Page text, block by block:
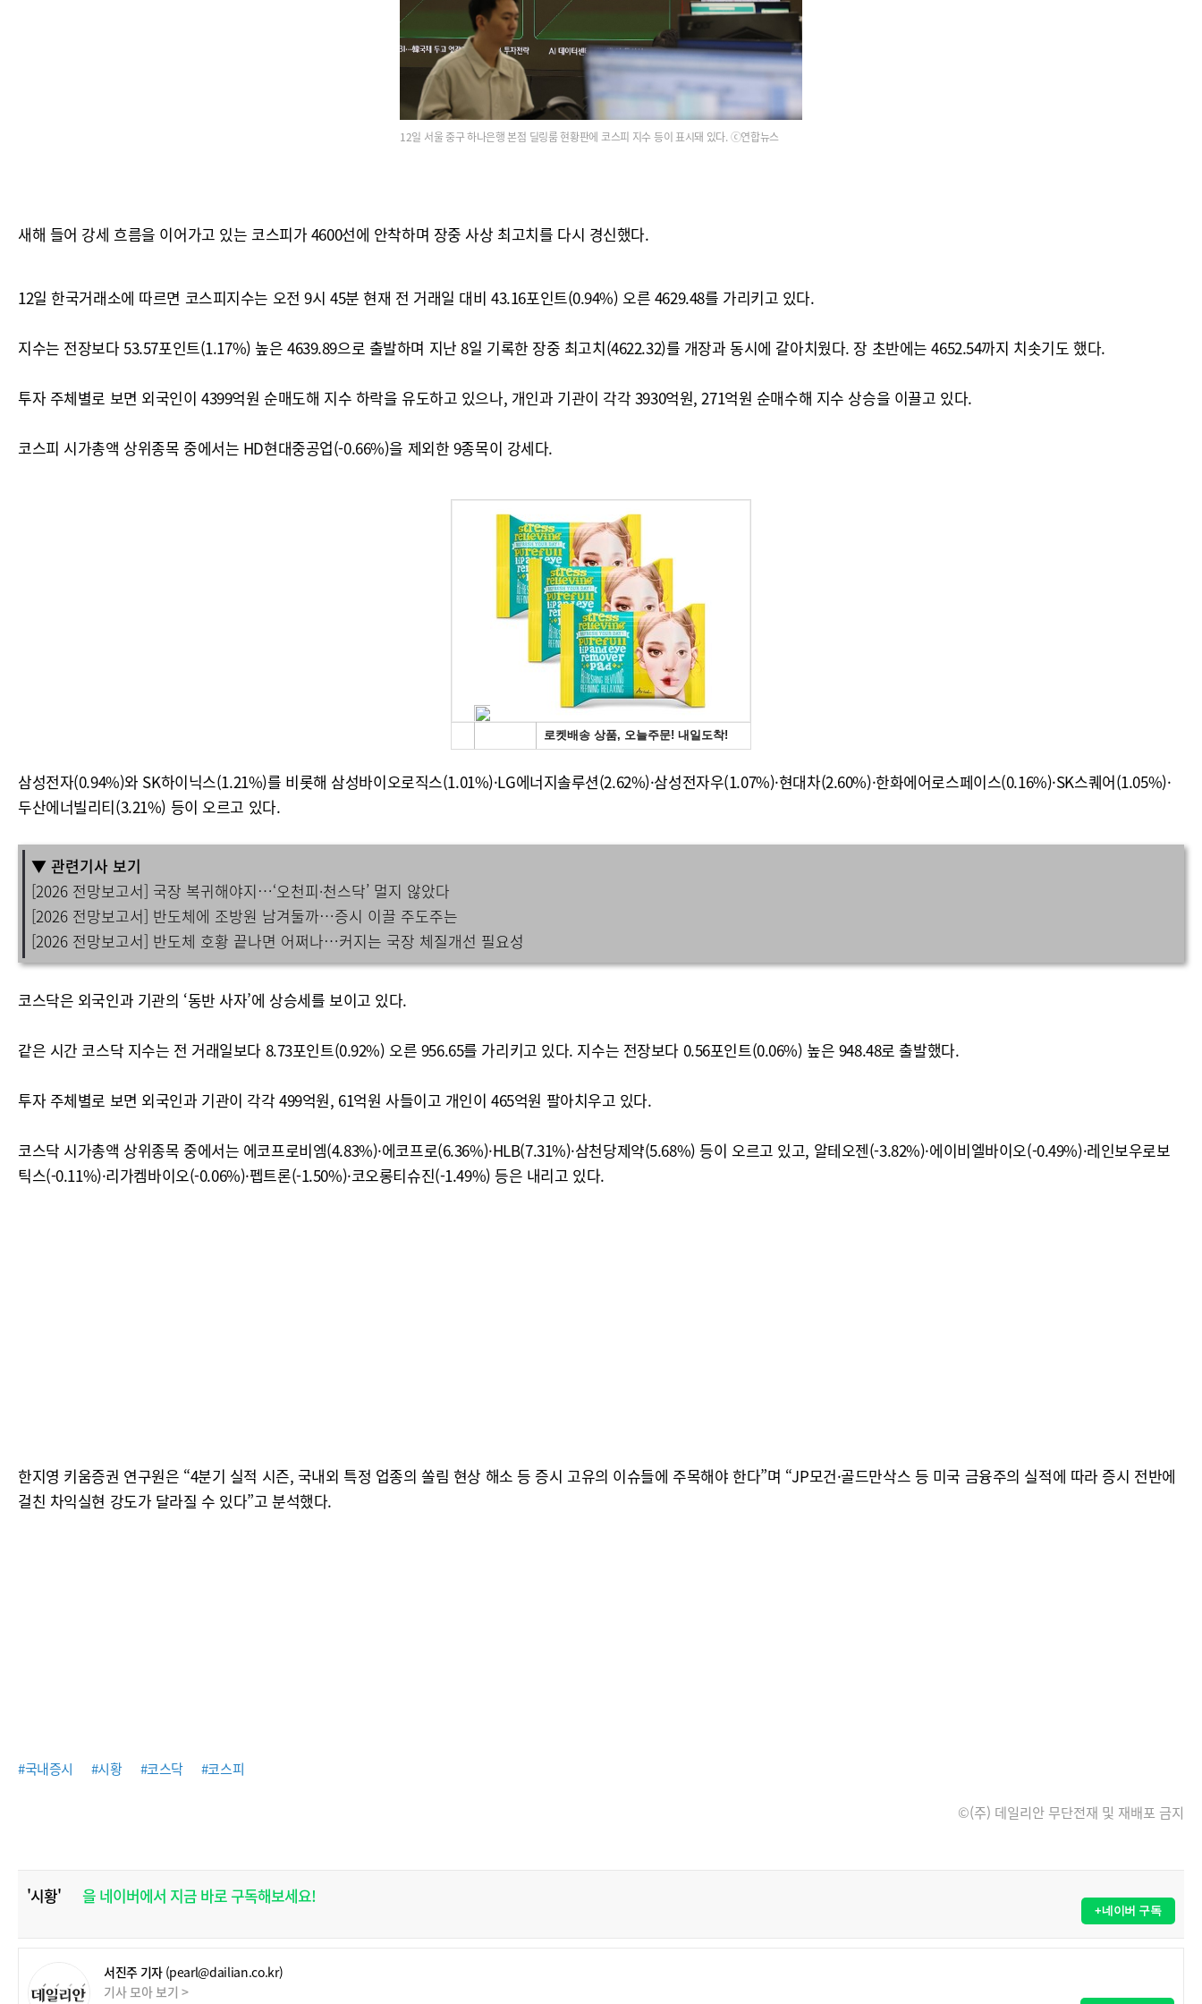
12일 서울 중구 하나은행 본점 딜링룸 현황판에 코스피 지수 등이 표시돼 있다. ⓒ연합뉴스
새해 들어 강세 흐름을 이어가고 있는 코스피가 4600선에 안착하며 장중 사상 최고치를 다시 경신했다.
12일 한국거래소에 따르면 코스피지수는 오전 9시 45분 현재 전 거래일 대비 43.16포인트(0.94%) 오른 4629.48를 가리키고 있다.
지수는 전장보다 53.57포인트(1.17%) 높은 4639.89으로 출발하며 지난 8일 기록한 장중 최고치(4622.32)를 개장과 동시에 갈아치웠다. 장 초반에는 4652.54까지 치솟기도 했다.
투자 주체별로 보면 외국인이 4399억원 순매도해 지수 하락을 유도하고 있으나, 개인과 기관이 각각 3930억원, 271억원 순매수해 지수 상승을 이끌고 있다.
코스피 시가총액 상위종목 중에서는 HD현대중공업(-0.66%)을 제외한 9종목이 강세다.
삼성전자(0.94%)와 SK하이닉스(1.21%)를 비롯해 삼성바이오로직스(1.01%)·LG에너지솔루션(2.62%)·삼성전자우(1.07%)·현대차(2.60%)·한화에어로스페이스(0.16%)·SK스퀘어(1.05%)·
두산에너빌리티(3.21%) 등이 오르고 있다.
▼ 관련기사 보기
[2026 전망보고서] 국장 복귀해야지…‘오천피·천스닥’ 멀지 않았다
[2026 전망보고서] 반도체에 조방원 남겨둘까…증시 이끌 주도주는
[2026 전망보고서] 반도체 호황 끝나면 어쩌나…커지는 국장 체질개선 필요성
코스닥은 외국인과 기관의 ‘동반 사자’에 상승세를 보이고 있다.
같은 시간 코스닥 지수는 전 거래일보다 8.73포인트(0.92%) 오른 956.65를 가리키고 있다. 지수는 전장보다 0.56포인트(0.06%) 높은 948.48로 출발했다.
투자 주체별로 보면 외국인과 기관이 각각 499억원, 61억원 사들이고 개인이 465억원 팔아치우고 있다.
코스닥 시가총액 상위종목 중에서는 에코프로비엠(4.83%)·에코프로(6.36%)·HLB(7.31%)·삼천당제약(5.68%) 등이 오르고 있고, 알테오젠(-3.82%)·에이비엘바이오(-0.49%)·레인보우로보
틱스(-0.11%)·리가켐바이오(-0.06%)·펩트론(-1.50%)·코오롱티슈진(-1.49%) 등은 내리고 있다.
한지영 키움증권 연구원은 “4분기 실적 시즌, 국내외 특정 업종의 쏠림 현상 해소 등 증시 고유의 이슈들에 주목해야 한다”며 “JP모건·골드만삭스 등 미국 금융주의 실적에 따라 증시 전반에
걸친 차익실현 강도가 달라질 수 있다”고 분석했다.
#국내증시 #시황 #코스닥 #코스피
©(주) 데일리안 무단전재 및 재배포 금지
'시황' 을 네이버에서 지금 바로 구독해보세요!
+네이버 구독
서진주 기자 (pearl@dailian.co.kr)
기사 모아 보기 >